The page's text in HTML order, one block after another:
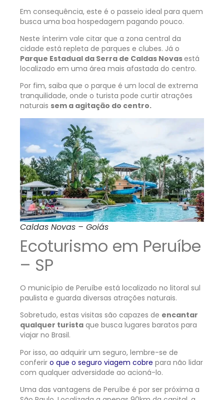
Em consequência, este é o passeio ideal para quem
busca uma boa hospedagem pagando pouco.
Neste ínterim vale citar que a zona central da
cidade está repleta de parques e clubes. Já o
Parque Estadual da Serra de Caldas Novasestá
localizado em uma área mais afastada do centro.
Por fim, saiba que o parque é um local de extrema
tranquilidade, onde o turista pode curtir atrações
naturais sem a agitação do centro.
Caldas Novas – Goiás
Ecoturismo em Peruíbe
– SP
O município de Peruíbe está localizado no litoral sul
paulista e guarda diversas atrações naturais.
Sobretudo, estas visitas são capazes de encantar
qualquer turista que busca lugares baratos para
viajar no Brasil.
Por isso, ao adquirir um seguro, lembre-se de
conferir o que o seguro viagem cobre para não lidar
com qualquer adversidade ao acioná-lo.
Uma das vantagens de Peruíbe é por ser próxima a